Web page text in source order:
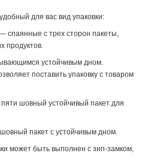
для вас вид упаковки:
спаянные с трех сторон пакеты,
продуктов.
устойчивым дном.
поставить упаковку с товаром
шовный устойчивый пакет для
пакет с устойчивым дном.
может быть выполнен с зип-замком,